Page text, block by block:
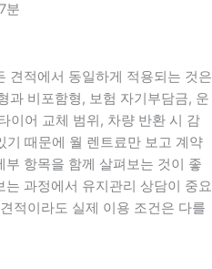
분
견적에서 동일하게 적용되는 것은
과 비포함형, 보험 자기부담금, 운
이어 교체 범위, 차량 반환 시 감
기 때문에 월 렌트료만 보고 계약
항목을 함께 살펴보는 것이 좋
과정에서 유지관리 상담이 중요
적이라도 실제 이용 조건은 다를